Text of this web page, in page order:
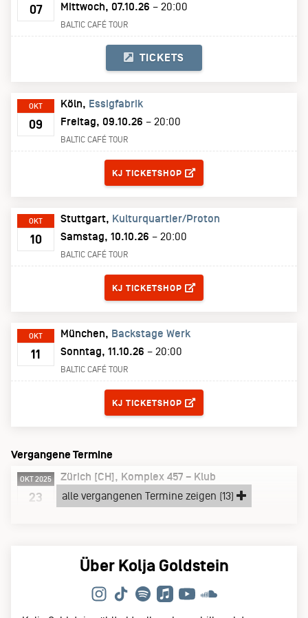
07
Mittwoch, 07.10.26 – 20:00
BALTIC CAFÉ TOUR
TICKETS
OKT
09
Köln
Essigfabrik
Freitag, 09.10.26 – 20:00
BALTIC CAFÉ TOUR
KJ TICKETSHOP
OKT
10
Stuttgart Kulturquartier/Proton
Samstag, 10.10.26 – 20:00
BALTIC CAFÉ TOUR
KJ TICKETSHOP
OKT
11
München
Backstage Werk
Sonntag, 11.10.26 – 20:00
BALTIC CAFÉ TOUR
KJ TICKETSHOP
Vergangene Termine
OKT 2025
23
Zürich [CH]
Komplex 457 – Klub
Donnerstag, 23.10.25
alle vergangenen Termine zeigen (13)
Über Kolja Goldstein